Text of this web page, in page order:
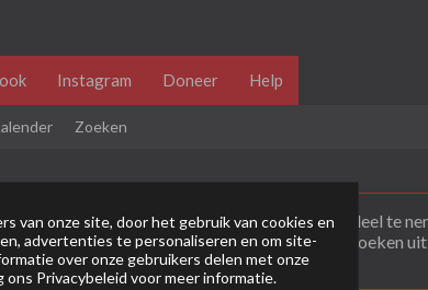
Instagram Doneer Help
Zoeken
even deveel gestelde vragen. Om actief deel te
te bekijken, selecteer het forum dat je wil bezoeken
van onze site, door het gebruik van cookies en
advertenties te personaliseren en om site-
over onze gebruikers delen met onze
ons Privacybeleid voor meer informatie.